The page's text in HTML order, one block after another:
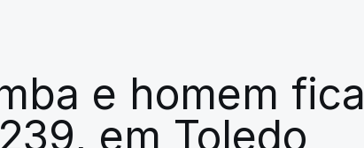
e homem fica
em Toledo